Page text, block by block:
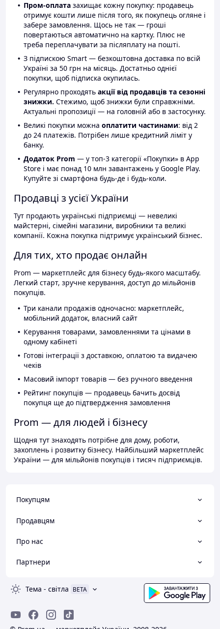
Пром-оплата захищає кожну покупку: продавець
отримує кошти лише після того, як покупець огляне і
забере замовлення. Щось не так — гроші
повертаються автоматично на картку. Плюс не
треба переплачувати за післяплату на пошті.
З підпискою Smart — безкоштовна доставка по всій
Україні за 50 грн на місяць. Достатньо однієї
покупки, щоб підписка окупилась.
Регулярно проходять акції від продавців та сезонні
знижки. Стежимо, щоб знижки були справжніми.
Актуальні пропозиції — на головній або в застосунку.
Великі покупки можна оплатити частинами: від 2
до 24 платежів. Потрібен лише кредитний ліміт у
банку.
Додаток Prom — у топ-3 категорії «Покупки» в App
Store і має понад 10 млн завантажень у Google Play.
Купуйте зі смартфона будь-де і будь-коли.
Продавці з усієї України
Тут продають українські підприємці — невеликі
майстерні, сімейні магазини, виробники та великі
компанії. Кожна покупка підтримує український бізнес.
Для тих, хто продає онлайн
Prom — маркетплейс для бізнесу будь-якого масштабу.
Легкий старт, зручне керування, доступ до мільйонів
покупців.
Три канали продажів одночасно: маркетплейс,
мобільний додаток, власний сайт
Керування товарами, замовленнями та цінами в
одному кабінеті
Готові інтеграції з доставкою, оплатою та видачею
чеків
Масовий імпорт товарів — без ручного введення
Рейтинг покупців — продавець бачить досвід
покупця ще до підтвердження замовлення
Prom — для людей і бізнесу
Щодня тут знаходять потрібне для дому, роботи,
захоплень і розвитку бізнесу. Найбільший маркетплейс
України — для мільйонів покупців і тисяч підприємців.
Покупцям
Продавцям
Про нас
Партнери
Тема - світла BETA